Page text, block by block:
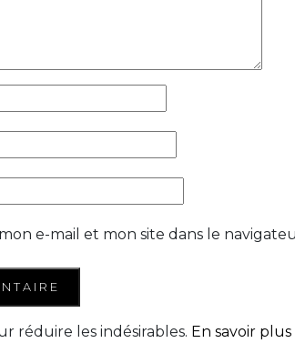
e-mail et mon site dans le
réduire les indésirables. En savoir